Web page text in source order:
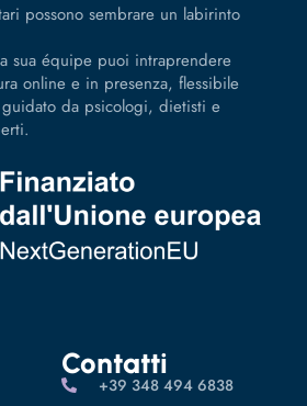
possono sembrare un labirinto
sua équipe puoi intraprendere
online e in presenza, flessibile
da psicologi, dietisti e
Contatti
‪+39 348 494 6838